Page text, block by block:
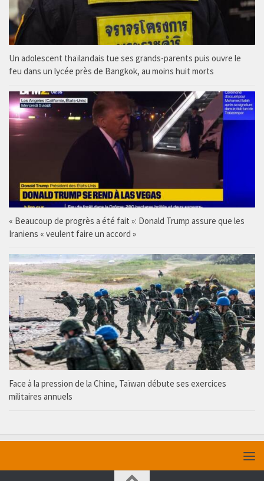
Un adolescent thaïlandais tue ses grands-parents puis ouvre le
feu dans un lycée près de Bangkok, au moins huit morts
« Beaucoup de progrès a été fait »: Donald Trump assure que les
Iraniens « veulent faire un accord »
Face à la pression de la Chine, Taïwan débute ses exercices
militaires annuels